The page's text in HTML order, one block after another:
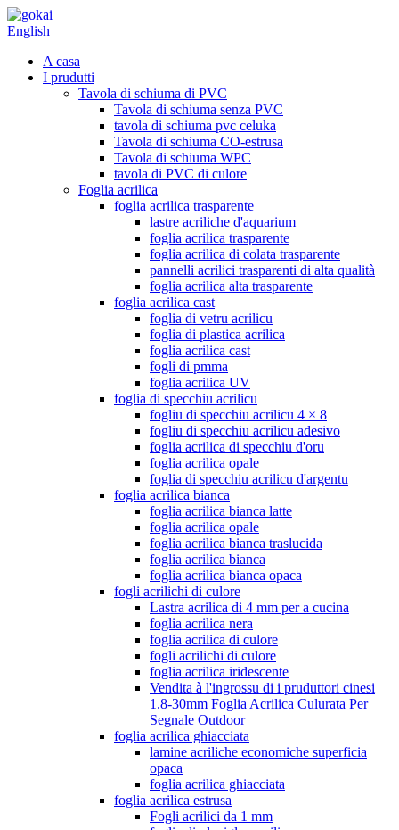
English
A casa
I prudutti
Tavola di schiuma di PVC
Tavola di schiuma senza PVC
tavola di schiuma pvc celuka
Tavola di schiuma CO-estrusa
Tavola di schiuma WPC
tavola di PVC di culore
Foglia acrilica
foglia acrilica trasparente
lastre acriliche d'aquarium
foglia acrilica trasparente
foglia acrilica di colata trasparente
pannelli acrilici trasparenti di alta qualità
foglia acrilica alta trasparente
foglia acrilica cast
foglia di vetru acrilicu
foglia di plastica acrilica
foglia acrilica cast
fogli di pmma
foglia acrilica UV
foglia di specchiu acrilicu
fogliu di specchiu acrilicu 4 × 8
fogliu di specchiu acrilicu adesivo
foglia acrilica di specchiu d'oru
foglia acrilica opale
foglia di specchiu acrilicu d'argentu
foglia acrilica bianca
foglia acrilica bianca latte
foglia acrilica opale
foglia acrilica bianca traslucida
foglia acrilica bianca
foglia acrilica bianca opaca
fogli acrilichi di culore
Lastra acrilica di 4 mm per a cucina
foglia acrilica nera
foglia acrilica di culore
fogli acrilichi di culore
foglia acrilica iridescente
Vendita à l'ingrossu di i pruduttori cinesi
1.8-30mm Foglia Acrilica Culurata Per
Segnale Outdoor
foglia acrilica ghiacciata
lamine acriliche economiche superficia
opaca
foglia acrilica ghiacciata
foglia acrilica estrusa
Fogli acrilici da 1 mm